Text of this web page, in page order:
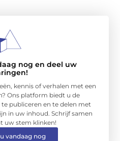
nog en deel uw
kennis of verhalen met een
Ons platform biedt u de
publiceren en te delen met
in uw inhoud. Schrijf samen
uw stem klinken!
vandaag nog